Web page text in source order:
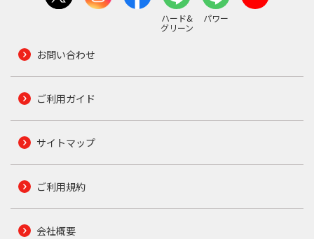
ハード&
グリーン
パワー
お問い合わせ
ご利用ガイド
サイトマップ
ご利用規約
会社概要